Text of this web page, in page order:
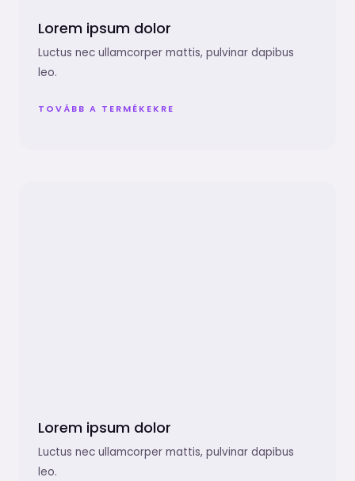
Lorem ipsum dolor
Luctus nec ullamcorper mattis, pulvinar dapibus
leo.
TOVÁBB A TERMÉKEKRE
Lorem ipsum dolor
Luctus nec ullamcorper mattis, pulvinar dapibus
leo.